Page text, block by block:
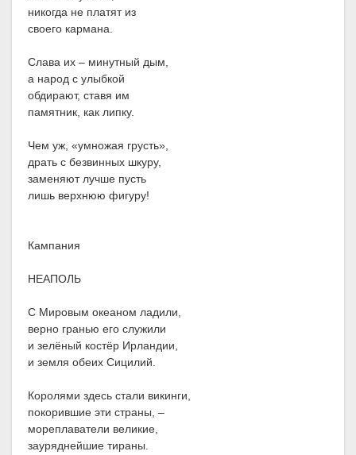
никогда не платят из
своего кармана.
Слава их – минутный дым,
а народ с улыбкой
обдирают, ставя им
памятник, как липку.
Чем уж, «умножая грусть»,
драть с безвинных шкуру,
заменяют лучше пусть
лишь верхнюю фигуру!
Кампания
НЕАПОЛЬ
С Мировым океаном ладили,
верно гранью его служили
и зелёный костёр Ирландии,
и земля обеих Сицилий.
Королями здесь стали викинги,
покорившие эти страны, –
мореплаватели великие,
зауряднейшие тираны.